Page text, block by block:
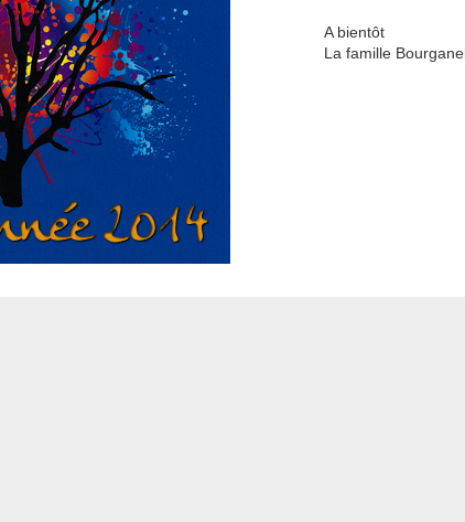
A bientôt
La famille